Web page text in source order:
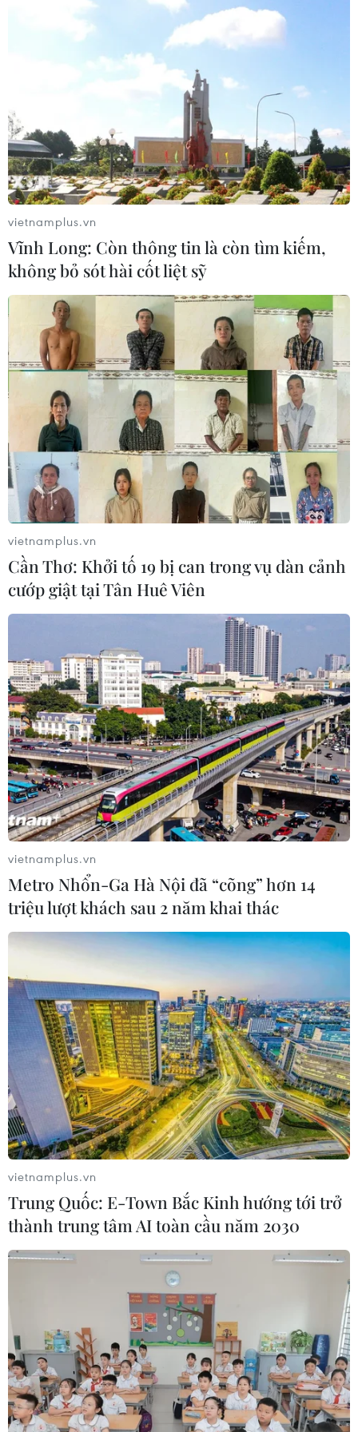
TIN CÙNG CHUYÊN MỤC
EU triển khai mạng vệ tinh riêng,
củng cố chủ quyền số
08/08/2026 04:15
vietnamplus.vn
Vĩnh Long: Còn thông tin là còn tìm kiếm,
không bỏ sót hài cốt liệt sỹ
vietnamplus.vn
Cần Thơ: Khởi tố 19 bị can trong vụ dàn cảnh
cướp giật tại Tân Huê Viên
vietnamplus.vn
Metro Nhổn-Ga Hà Nội đã “cõng” hơn 14
triệu lượt khách sau 2 năm khai thác
vietnamplus.vn
Trung Quốc: E-Town Bắc Kinh hướng tới trở
thành trung tâm AI toàn cầu năm 2030